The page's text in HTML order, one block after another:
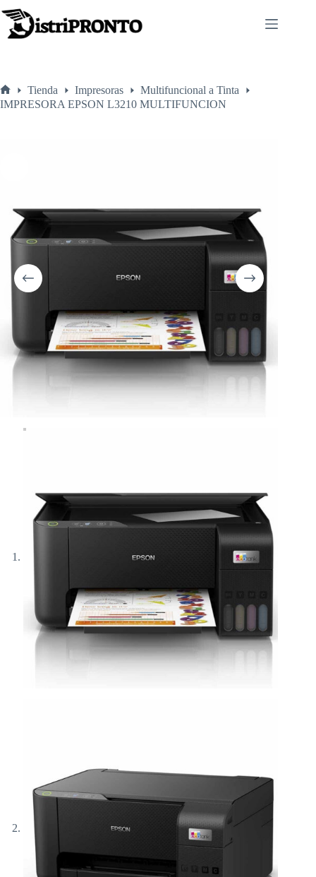
al
contenido
Inicio
Tienda Impresoras
Multifuncional a Tinta
IMPRESORA EPSON L3210 MULTIFUNCION